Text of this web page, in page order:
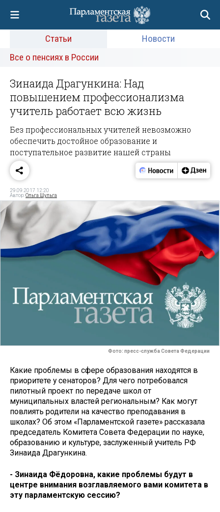
Статьи
Новости
Все о пенсиях в России
Зинаида Драгункина: Над
повышением профессионализма
учитель работает всю жизнь
Без профессиональных учителей невозможно
обеспечить достойное образование и
поступательное развитие нашей страны
29.09.2017 12:20
Автор:Ольга Шульга
Фото: пресс-служба Совета Федерации
Какие проблемы в сфере образования находятся в
приоритете у сенаторов? Для чего потребовался
пилотный проект по передаче школ от
муниципальных властей региональным? Как могут
повлиять родители на качество преподавания в
школах? Об этом «Парламентской газете» рассказала
председатель Комитета Совета Федерации по науке,
образованию и культуре, заслуженный учитель РФ
Зинаида Драгункина.
- Зинаида Фёдоровна, какие проблемы будут в
центре внимания возглавляемого вами комитета в
эту парламентскую сессию?